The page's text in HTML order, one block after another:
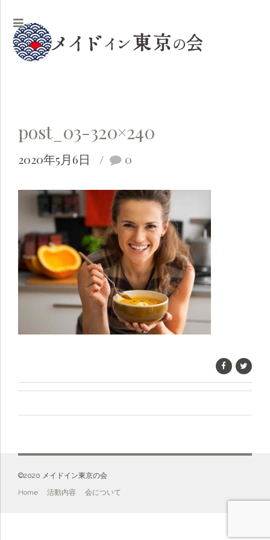
post_03-320×240
2020年5月6日 0
©️2020 メイドイン東京の会
Home 活動内容 会について